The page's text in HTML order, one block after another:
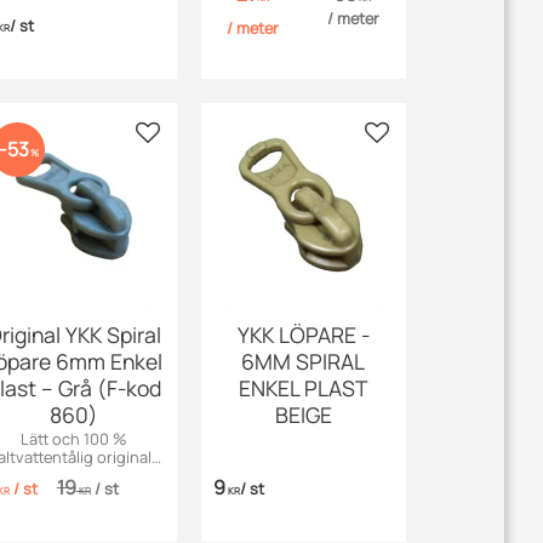
/st
kläder, väskor och
friluftsliv!
/ meter / meter
YKK Spiral
6mm Enkel
– Grå (F-kod
860)
Lätt och 100 %
original-
löpare från YKK i plast
6 mm spiralblixtlås.
/st 19KR /st
53% Lägg till i favoriter
YKK LÖPARE -
6MM SPIRAL
ENKEL PLAST
BEIGE
9KR/st
Lägg till i favoriter